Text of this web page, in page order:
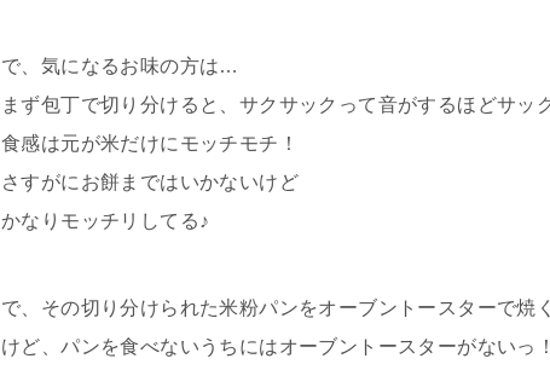
で、気になるお味の方は…
まず包丁で切り分けると、サクサックって音がするほどサッ
食感は元が米だけにモッチモチ！
さすがにお餅まではいかないけど
かなりモッチリしてる♪
で、その切り分けられた米粉パンをオーブントースターで焼
けど、パンを食べないうちにはオーブントースターがないっ！